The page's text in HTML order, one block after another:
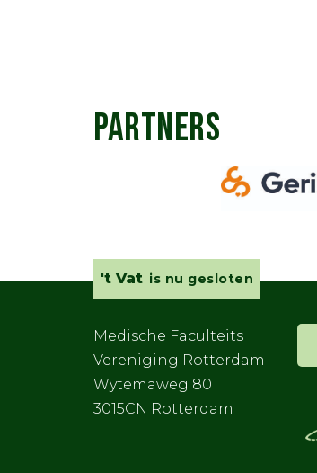
PARTNERS
't Vat is nu gesloten
Medische Faculteits
Vereniging Rotterdam
Wytemaweg 80
3015CN Rotterdam